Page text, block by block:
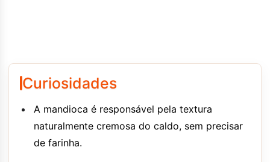
Curiosidades
A mandioca é responsável pela textura
naturalmente cremosa do caldo, sem precisar
de farinha.